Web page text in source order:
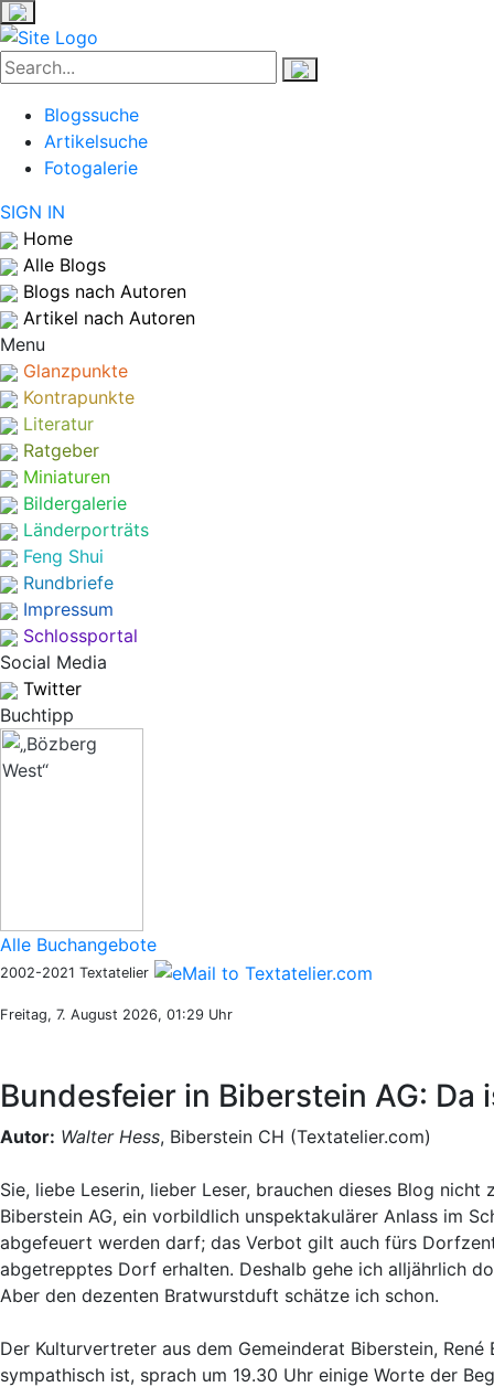
Blogssuche
Artikelsuche
Fotogalerie
SIGN IN
Home
Alle Blogs
Blogs nach Autoren
Artikel nach Autoren
Menu
Glanzpunkte
Kontrapunkte
Literatur
Ratgeber
Miniaturen
Bildergalerie
Länderporträts
Feng Shui
Rundbriefe
Impressum
Schlossportal
Social Media
Twitter
Buchtipp
Alle Buchangebote
2002-2021 Textatelier
Freitag, 7. August 2026, 01:29 Uhr
Bundesfeier in Biberstein AG:
Autor: Walter Hess, Biberstein CH (Textatelier.com)
Sie, liebe Leserin, lieber Leser, brauchen dieses Blog
Biberstein AG, ein vorbildlich unspektakulärer Anlass im
abgefeuert werden darf; das Verbot gilt auch fürs
abgetrepptes Dorf erhalten. Deshalb gehe ich alljährlich
Aber den dezenten Bratwurstduft schätze ich schon.
Der Kulturvertreter aus dem Gemeinderat Biberstein,
sympathisch ist, sprach um 19.30 Uhr einige Worte der